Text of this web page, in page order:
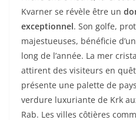
Kvarner se révèle être un
exceptionnel. Son golfe,
majestueuses, bénéficie
long de l’année. La mer
attirent des visiteurs en
présente une palette de
verdure luxuriante de Krk
Rab. Les villes côtières